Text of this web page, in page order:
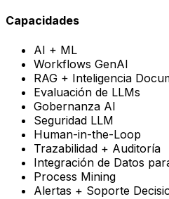
Capacidades
AI + ML
Workflows GenAI
RAG + Inteligencia
Evaluación de LLMs
Gobernanza AI
Seguridad LLM
Human-in-the-Loop
Trazabilidad + Auditoría
Integración de Datos
Process Mining
Alertas + Soporte